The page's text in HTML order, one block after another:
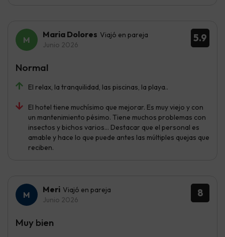
5.9
Maria Dolores Viajó en pareja
Junio 2026
El relax, la tranquilidad, las piscinas, la playa..
El hotel tiene muchísimo que mejorar. Es muy viejo y con
un mantenimiento pésimo. Tiene muchos problemas con
insectos y bichos varios... Destacar que el personal es
amable y hace lo que puede antes las múltiples quejas que
reciben.
Normal
8
Meri Viajó en pareja
Junio 2026
Muy bien